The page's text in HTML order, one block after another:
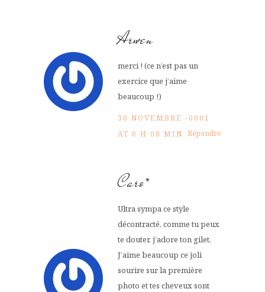
Arwen
merci ! (ce n’est pas un
exercice que j’aime
beaucoup !)
30 NOVEMBRE -0001
AT 0 H 00 MIN Répondre
Caro*
Ultra sympa ce style
décontracté, comme tu peux
te douter, j’adore ton gilet.
J’aime beaucoup ce joli
sourire sur la première
photo et tes cheveux sont